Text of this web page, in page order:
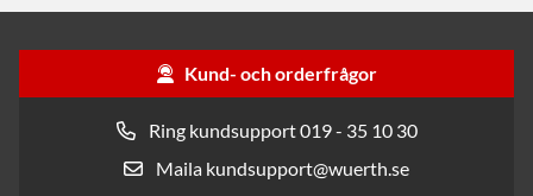
Kund- och orderfrågor
Ring kundsupport 019 - 35 10 30
Maila kundsupport@wuerth.se